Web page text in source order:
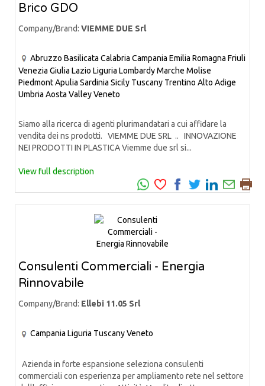
Brico GDO
Company/Brand: VIEMME DUE Srl
Abruzzo Basilicata Calabria Campania Emilia Romagna Friuli
Venezia Giulia Lazio Liguria LombardyMarche Molise
PiedmontApulia Sardinia Sicily Tuscany Trentino Alto Adige
Umbria Aosta ValleyVeneto
Siamo alla ricerca di agenti plurimandatari a cui affidare la
vendita dei ns prodotti. VIEMME DUE SRL .. INNOVAZIONE
NEI PRODOTTI IN PLASTICA Viemme due srl si...
View full description
Consulenti Commerciali - Energia
Rinnovabile
Company/Brand: Ellebi 11.05 Srl
Campania Liguria TuscanyVeneto
Azienda in forte espansione seleziona consulenti
commerciali con esperienza per ampliamento rete nel settore